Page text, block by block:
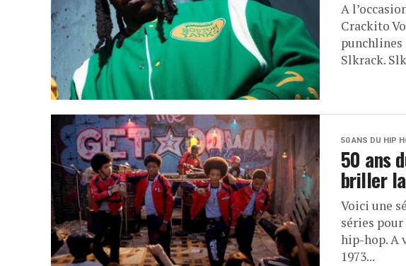
A
Crackito
punchlines
Slkrack.
50 ANS DU HIP
50 ans
briller
Voici une
séries
hip-hop. A
1973...